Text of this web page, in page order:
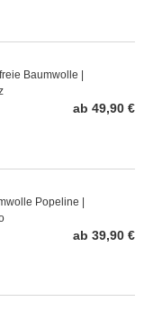
Baumwolle |
ab 49,90 €
Popeline |
ab 39,90 €